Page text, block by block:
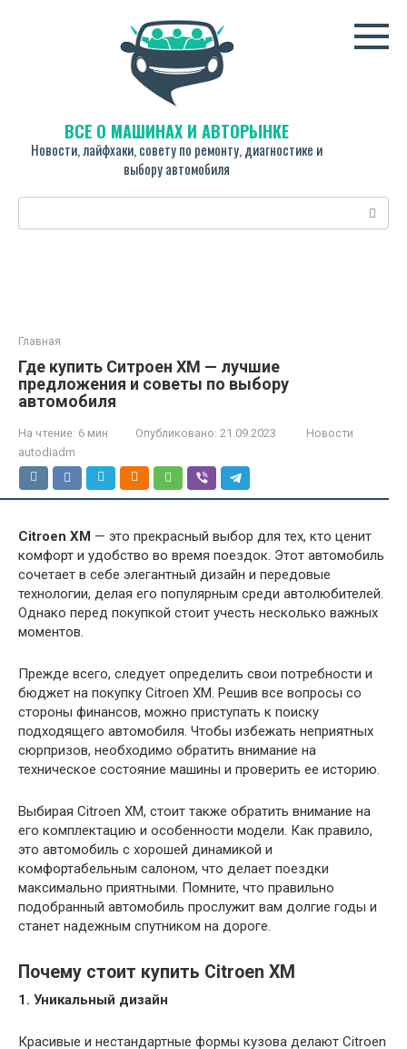
ВСЁ О МАШИНАХ И АВТОРЫНКЕ
Новости, лайфхаки, совету по ремонту, диагностике и
выбору автомобиля
Поиск:
Главная
Где купить Ситроен XM — лучшие
предложения и советы по выбору
автомобиля
На чтение: 6 мин Опубликовано: 21.09.2023
Новости
autodiadm
Citroen XM — это прекрасный выбор для тех, кто ценит
комфорт и удобство во время поездок. Этот автомобиль
сочетает в себе элегантный дизайн и передовые
технологии, делая его популярным среди автолюбителей.
Однако перед покупкой стоит учесть несколько важных
моментов.
Прежде всего, следует определить свои потребности и
бюджет на покупку Citroen XM. Решив все вопросы со
стороны финансов, можно приступать к поиску
подходящего автомобиля. Чтобы избежать неприятных
сюрпризов, необходимо обратить внимание на
техническое состояние машины и проверить ее историю.
Выбирая Citroen XM, стоит также обратить внимание на
его комплектацию и особенности модели. Как правило,
это автомобиль с хорошей динамикой и
комфортабельным салоном, что делает поездки
максимально приятными. Помните, что правильно
подобранный автомобиль прослужит вам долгие годы и
станет надежным спутником на дороге.
Почему стоит купить Citroen XM
1. Уникальный дизайн
Красивые и нестандартные формы кузова делают Citroen